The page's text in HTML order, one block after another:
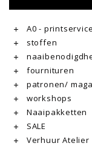
A0 - printservice
stoffen
fournituren
patronen/
workshops
Naaipakketten
SALE
Verhuur Atelier